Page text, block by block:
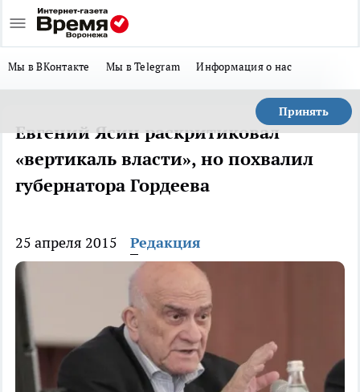
Мы в ВКонтакте Мы в Telegram Информация о нас
Принять
Евгений Ясин раскритиковал
«вертикаль власти», но похвалил
губернатора Гордеева
25 апреля 2015 Редакция